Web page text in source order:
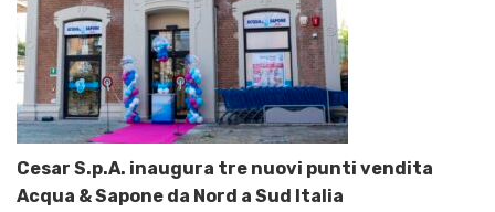
Cesar S.p.A. inaugura tre nuovi punti vendita
Acqua & Sapone da Nord a Sud Italia